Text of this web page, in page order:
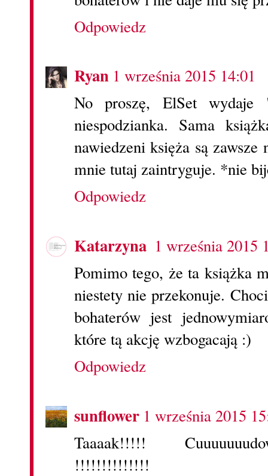
Odpowiedz
Ryan 1 września 2015 14:01
No proszę, ElSet wydaje
niespodzianka. Sama
nawiedzeni księża są
mnie tutaj zaintryguje. *nie
Odpowiedz
Katarzyna 1 września 2015
Pomimo tego, że ta książka
niestety nie przekonuje.
bohaterów jest
które tą akcję wzbogacają :)
Odpowiedz
sunflower 1 września 2015
Taaaak!!!!!
!!!!!!!!!!!!!!